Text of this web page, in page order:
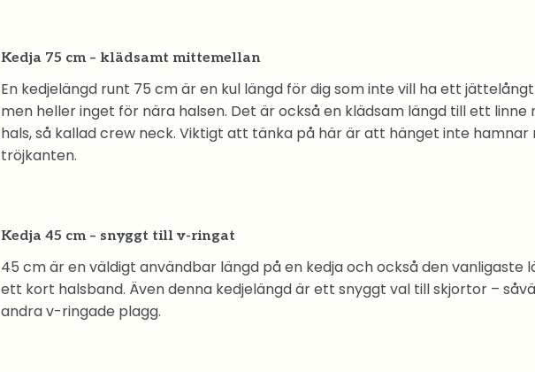
Kedja 75 cm – klädsamt mittemellan
En kedjelängd runt 75 cm är en kul längd för dig som inte vill ha ett
men heller inget för nära halsen. Det är också en klädsam längd till ett linne
hals, så kallad crew neck. Viktigt att tänka på här är att hänget inte
tröjkanten.
Kedja 45 cm – snyggt till v-ringat
45 cm är en väldigt användbar längd på en kedja och också den vanligaste
ett kort halsband. Även denna kedjelängd är ett snyggt val till skjortor –
andra v-ringade plagg.